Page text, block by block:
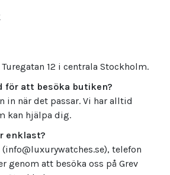
12 i centrala Stockholm.
för att besöka butiken?
in när det passar. Vi har alltid
kan hjälpa dig.
enklast?
telefon
genom att besöka oss på Grev